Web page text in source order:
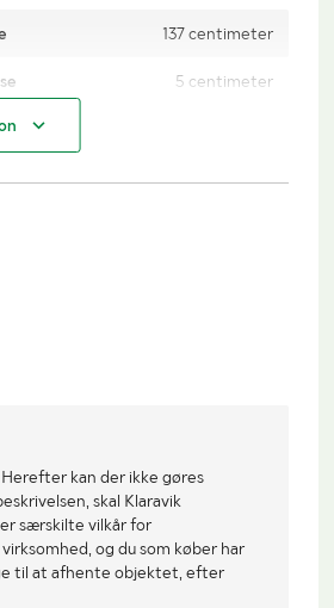
137 centimeter
5 centimeter
kan der ikke gøres
skal Klaravik
særskilte vilkår for
og du som køber har
til at afhente objektet, efter